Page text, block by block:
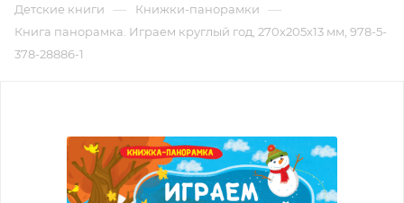
Детские книги — Книжки-панорамки —
Книга панорамка. Играем круглый год, 270х205х13 мм, 978-5-
378-28886-1